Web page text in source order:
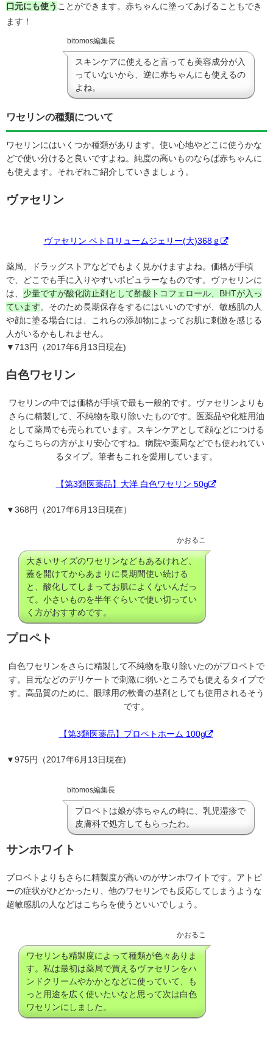
口元にも使う ことができます。赤ちゃんに塗ってあげることもでき
ます！
bitomos編集長
スキンケアに使えると言っても美容成分が入
っていないから、逆に赤ちゃんにも使えるの
よね。
ワセリンの種類について
ワセリンにはいくつか種類があります。使い心地やどこに使うかな
どで使い分けると良いですよね。純度の高いものならば赤ちゃんに
も使えます。それぞれご紹介していきましょう。
ヴァセリン
ヴァセリン ペトロリュームジェリー(大)368ｇ
薬局、ドラッグストアなどでもよく見かけますよね。価格が手頃
で、どこでも手に入りやすいポピュラーなものです。ヴァセリンに
は、 少量ですが酸化防止剤として酢酸トコフェロール、BHTが入っ
ています。そのため長期保存をするにはいいのですが、敏感肌の人
や顔に塗る場合には、これらの添加物によってお肌に刺激を感じる
人がいるかもしれません。
▼713円（2017年6月13日現在)
白色ワセリン
ワセリンの中では価格が手頃で最も一般的です。ヴァセリンよりも
さらに精製して、不純物を取り除いたものです。医薬品や化粧用油
として薬局でも売られています。スキンケアとして顔などにつける
ならこちらの方がより安心ですね。病院や薬局などでも使われてい
るタイプ。筆者もこれを愛用しています。
【第3類医薬品】大洋 白色ワセリン 50g
▼368円（2017年6月13日現在）
かおるこ
大きいサイズのワセリンなどもあるけれど、
蓋を開けてからあまりに長期間使い続ける
と、酸化してしまってお肌によくないんだっ
て。小さいものを半年ぐらいで使い切ってい
く方がおすすめです。
プロペト
白色ワセリンをさらに精製して不純物を取り除いたのがプロペトで
す。目元などのデリケートで刺激に弱いところでも使えるタイプで
す。高品質のために。眼球用の軟膏の基剤としても使用されるそう
です。
【第3類医薬品】プロペトホーム 100g
▼975円（2017年6月13日現在)
bitomos編集長
プロペトは娘が赤ちゃんの時に、乳児湿疹で
皮膚科で処方してもらったわ。
サンホワイト
プロペトよりもさらに精製度が高いのがサンホワイトです。アトピ
ーの症状がひどかったり、他のワセリンでも反応してしまうような
超敏感肌の人などはこちらを使うといいでしょう。
かおるこ
ワセリンも精製度によって種類が色々ありま
す。私は最初は薬局で買えるヴァセリンをハ
ンドクリームやかかとなどに使っていて、も
っと用途を広く使いたいなと思って次は白色
ワセリンにしました。